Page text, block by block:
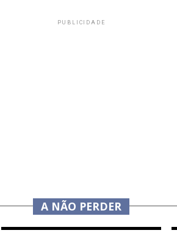
PUBLICIDADE
A NÃO PERDER